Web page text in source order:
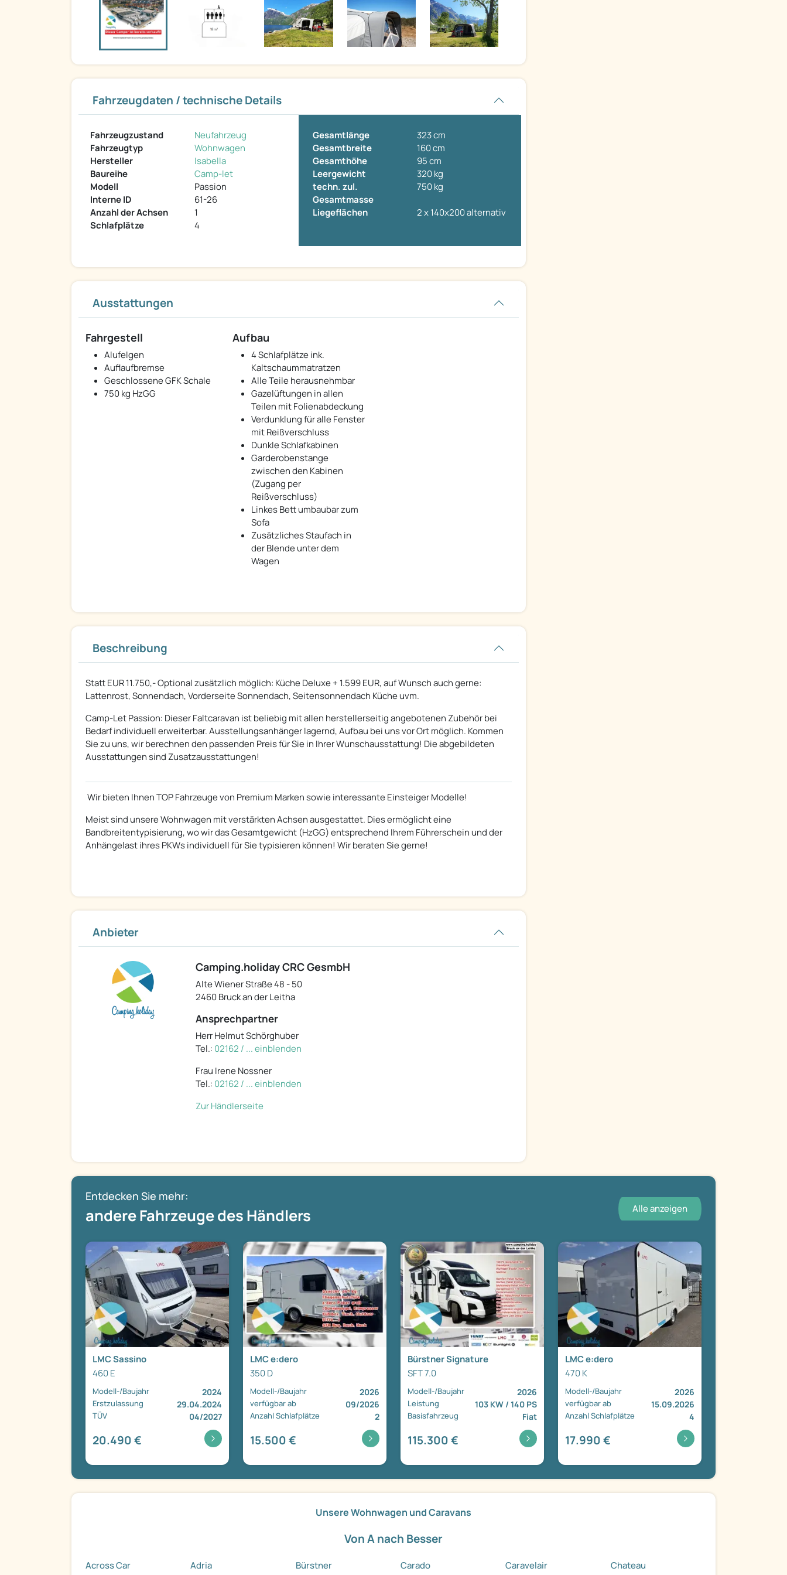
Fahrzeugdaten / technische Details
Fahrzeugzustand
Neufahrzeug
Fahrzeugtyp
Wohnwagen
Hersteller
Isabella
Baureihe
Camp-let
Modell
Passion
Interne ID
61-26
Anzahl der Achsen
1
Schlafplätze
4
Gesamtlänge
323 cm
Gesamtbreite
160 cm
Gesamthöhe
95 cm
Leergewicht
320 kg
techn. zul.
Gesamtmasse
750 kg
Liegeflächen 2 x 140x200 alternativ
Ausstattungen
Fahrgestell
Alufelgen
Auflaufbremse
Geschlossene GFK Schale
750 kg HzGG
Aufbau
4 Schlafplätze ink.
Kaltschaummatratzen
Alle Teile herausnehmbar
Gazelüftungen in allen
Teilen mit Folienabdeckung
Verdunklung für alle Fenster
mit Reißverschluss
Dunkle Schlafkabinen
Garderobenstange
zwischen den Kabinen
(Zugang per
Reißverschluss)
Linkes Bett umbaubar zum
Sofa
Zusätzliches Staufach in
der Blende unter dem
Wagen
Beschreibung
Statt EUR 11.750,- Optional zusätzlich möglich: Küche Deluxe + 1.599 EUR, auf Wunsch auch gerne:
Lattenrost, Sonnendach, Vorderseite Sonnendach, Seitensonnendach Küche uvm.
Camp-Let Passion: Dieser Faltcaravan ist beliebig mit allen herstellerseitig angebotenen Zubehör bei
Bedarf individuell erweiterbar. Ausstellungsanhänger lagernd, Aufbau bei uns vor Ort möglich. Kommen
Sie zu uns, wir berechnen den passenden Preis für Sie in Ihrer Wunschausstattung! Die abgebildeten
Ausstattungen sind Zusatzausstattungen!
Wir bieten Ihnen TOP Fahrzeuge von Premium Marken sowie interessante Einsteiger Modelle!
Meist sind unsere Wohnwagen mit verstärkten Achsen ausgestattet. Dies ermöglicht eine
Bandbreitentypisierung, wo wir das Gesamtgewicht (HzGG) entsprechend Ihrem Führerschein und der
Anhängelast ihres PKWs individuell für Sie typisieren können! Wir beraten Sie gerne!
Anbieter
Camping.holiday CRC GesmbH
Alte Wiener Straße 48 - 50
2460 Bruck an der Leitha
Ansprechpartner
Herr Helmut Schörghuber
Tel.: 02162 / ... einblenden
Frau Irene Nossner
Tel.: 02162 / ... einblenden
Zur Händlerseite
Entdecken Sie mehr:
andere Fahrzeuge des Händlers Alle anzeigen
LMC Sassino
460 E
Modell-/Baujahr 2024
Erstzulassung 29.04.2024
TÜV 04/2027
20.490 €
LMC e:dero
350 D
Modell-/Baujahr 2026
verfügbar ab 09/2026
Anzahl Schlafplätze 2
15.500 €
Bürstner Signature
SFT 7.0
Modell-/Baujahr 2026
Leistung 103 KW / 140 PS
Basisfahrzeug Fiat
115.300 €
LMC e:dero
470 K
Modell-/Baujahr 2026
verfügbar ab 15.09.2026
Anzahl Schlafplätze 4
17.990 €
Unsere Wohnwagen und Caravans
Von A nach Besser
Across Car Adria Bürstner Carado Caravelair Chateau